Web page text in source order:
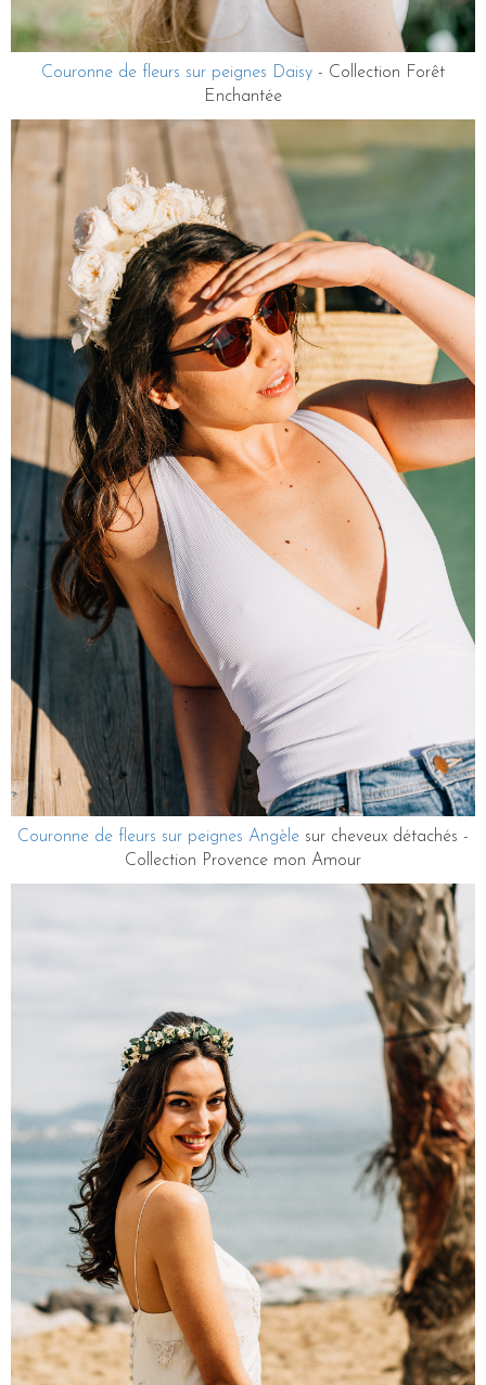
Couronne de fleurs sur peignes Daisy - Collection Forêt
Enchantée
Couronne de fleurs sur peignes Angèle sur cheveux détachés -
Collection Provence mon Amour